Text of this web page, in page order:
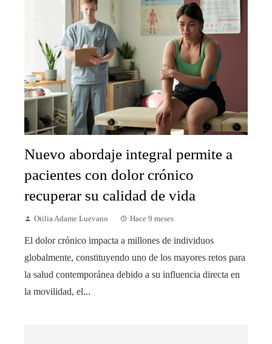
Nuevo abordaje integral permite a
pacientes con dolor crónico
recuperar su calidad de vida
Otilia Adame Luevano Hace 9 meses
El dolor crónico impacta a millones de individuos
globalmente, constituyendo uno de los mayores retos para
la salud contemporánea debido a su influencia directa en
la movilidad, el...